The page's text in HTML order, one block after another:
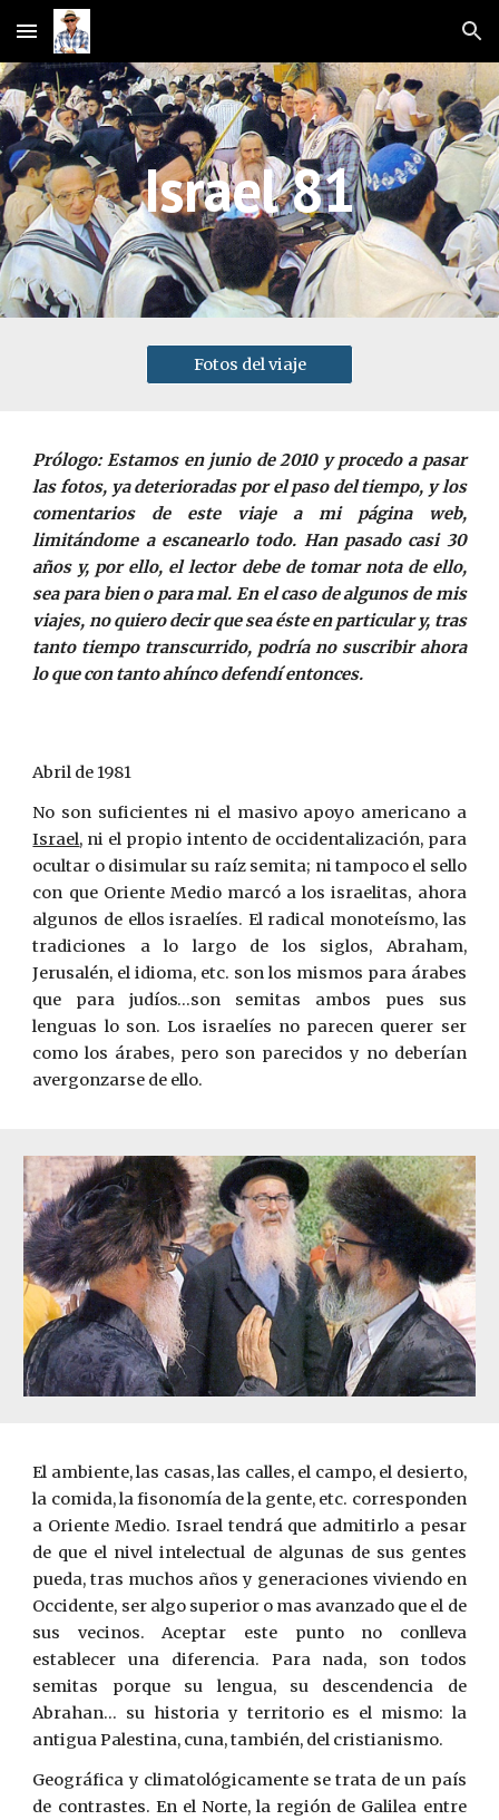
Skip to main content Skip to navigation
Israel 81
Fotos del viaje
Prólogo: Estamos en junio de 2010 y procedo a pasar
las fotos, ya deterioradas por el paso del tiempo, y los
comentarios de este viaje a mi página web,
limitándome a escanearlo todo. Han pasado casi 30
años y, por ello, el lector debe de tomar nota de ello,
sea para bien o para mal. En el caso de algunos de mis
viajes, no quiero decir que sea éste en particular y, tras
tanto tiempo transcurrido, podría no suscribir ahora
lo que con tanto ahínco defendí entonces.
Abril de 1981
No son suficientes ni el masivo apoyo americano a
Israel, ni el propio intento de occidentalización, para
ocultar o disimular su raíz semita; ni tampoco el sello
con que Oriente Medio marcó a los israelitas, ahora
algunos de ellos israelíes. El radical monoteísmo, las
tradiciones a lo largo de los siglos, Abraham,
Jerusalén, el idioma, etc. son los mismos para árabes
que para judíos…son semitas ambos pues sus
lenguas lo son. Los israelíes no parecen querer ser
como los árabes, pero son parecidos y no deberían
avergonzarse de ello.
El ambiente, las casas, las calles, el campo, el desierto,
la comida, la fisonomía de la gente, etc. corresponden
a Oriente Medio. Israel tendrá que admitirlo a pesar
de que el nivel intelectual de algunas de sus gentes
pueda, tras muchos años y generaciones viviendo en
Occidente, ser algo superior o mas avanzado que el de
sus vecinos. Aceptar este punto no conlleva
establecer una diferencia. Para nada, son todos
semitas porque su lengua, su descendencia de
Abrahan... su historia y territorio es el mismo: la
antigua Palestina, cuna, también, del cristianismo.
Geográfica y climatológicamente se trata de un país
de contrastes. En el Norte, la región de Galilea entre